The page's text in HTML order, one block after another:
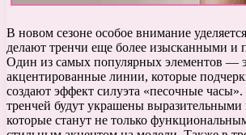
В новом сезоне особое внимание
делают тренчи еще более изысканными и
Один из самых популярных элементов —
акцентированные линии, которые
создают эффект силуэта «песочные
тренчей будут украшены
которые станут не только